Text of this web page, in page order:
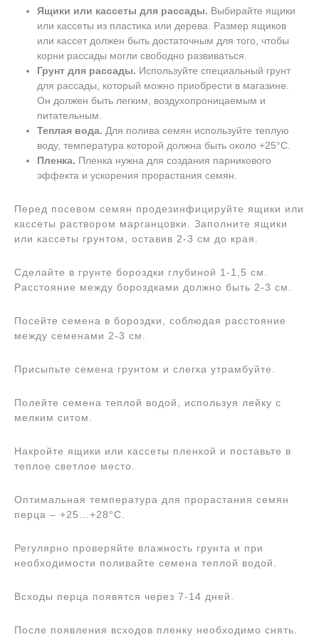
Ящики или кассеты для рассады. Выбирайте ящики
или кассеты из пластика или дерева. Размер ящиков
или кассет должен быть достаточным для того, чтобы
корни рассады могли свободно развиваться.
Грунт для рассады. Используйте специальный грунт
для рассады, который можно приобрести в магазине.
Он должен быть легким, воздухопроницаемым и
питательным.
Теплая вода. Для полива семян используйте теплую
воду, температура которой должна быть около +25°С.
Пленка. Пленка нужна для создания парникового
эффекта и ускорения прорастания семян.
Перед посевом семян продезинфицируйте ящики или
кассеты раствором марганцовки. Заполните ящики
или кассеты грунтом, оставив 2-3 см до края.
Сделайте в грунте бороздки глубиной 1-1,5 см.
Расстояние между бороздками должно быть 2-3 см.
Посейте семена в бороздки, соблюдая расстояние
между семенами 2-3 см.
Присыпьте семена грунтом и слегка утрамбуйте.
Полейте семена теплой водой, используя лейку с
мелким ситом.
Накройте ящики или кассеты пленкой и поставьте в
теплое светлое место.
Оптимальная температура для прорастания семян
перца – +25…+28°С.
Регулярно проверяйте влажность грунта и при
необходимости поливайте семена теплой водой.
Всходы перца появятся через 7-14 дней.
После появления всходов пленку необходимо снять.